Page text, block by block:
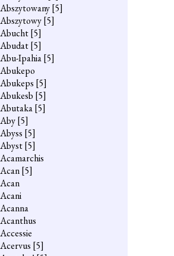
Abszytowany[5]
Abszytowy[5]
Abucht[5]
Abudat[5]
Abu-Ipahia[5]
Abukepo
Abukeps [5]
Abukesb [5]
Abutaka[5]
Aby[5]
Abyss [5]
Abyst[5]
Acamarchis
Acan[5]
Acan
Acani
Acanna
Acanthus
Accessie
Acervus [5]